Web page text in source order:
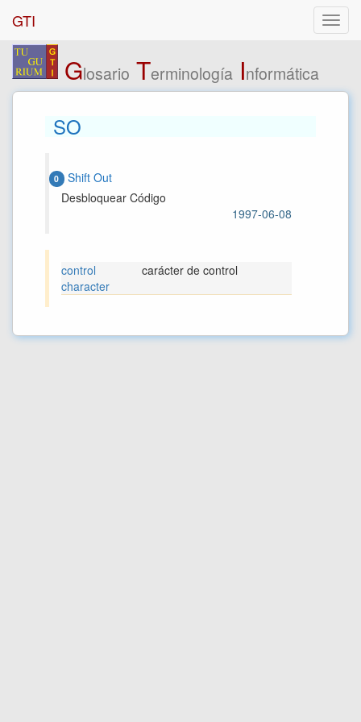
GTI
Glosario Terminología Informática
SO
0 Shift Out
Desbloquear Código
1997-06-08
control
character
carácter de control